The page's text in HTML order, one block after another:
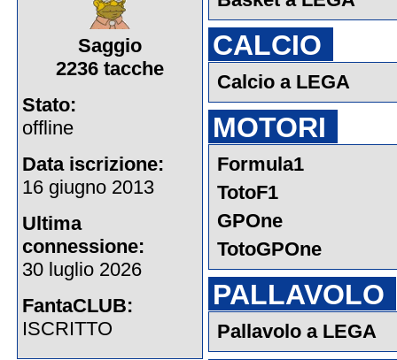
Saggio
2236 tacche
Stato:
offline
Data iscrizione:
16 giugno 2013
Ultima
connessione:
30 luglio 2026
FantaCLUB:
ISCRITTO
CALCIO
Calcio a LEGA
MOTORI
Formula1
TotoF1
GPOne
TotoGPOne
PALLAVOLO
Pallavolo a LEGA